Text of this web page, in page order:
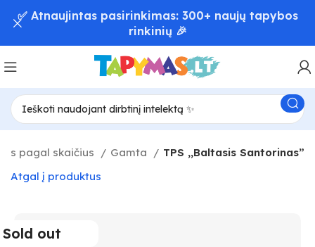
pagal skaičius Gamta
TPS ,,Baltasis Santorinas”
Atgal į produktus
Sold out
📦 Greitas užsakymų pristatymas – iki 48 val! 🚚